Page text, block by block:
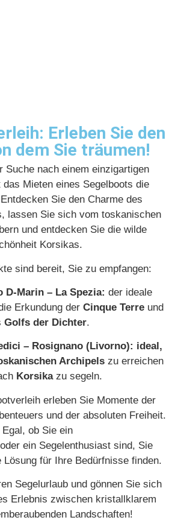
Erleben Sie den
dem Sie träumen!
Suche nach einem einzigartigen
Mieten eines Segelboots die
Sie den Charme des
lassen Sie sich vom toskanischen
und entdecken Sie die wilde
Korsikas.
sind bereit, Sie zu empfangen:
D-Marin – La Spezia: der ideale
Erkundung der Cinque Terre und
Golfs der Dichter.
– Rosignano (Livorno): ideal,
Archipels zu erreichen
Korsikazu segeln.
erleben Sie Momente der
und der absoluten Freiheit.
Egal, ob Sie ein
ein Segelenthusiast sind, Sie
Lösung für Ihre Bedürfnisse finden.
Segelurlaub und gönnen Sie sich
Erlebnis zwischen kristallklarem
Landschaften!